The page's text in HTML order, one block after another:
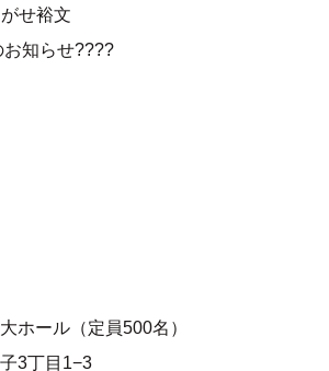
せ裕文
知らせ????
ホール（定員500名）
3丁目1−3